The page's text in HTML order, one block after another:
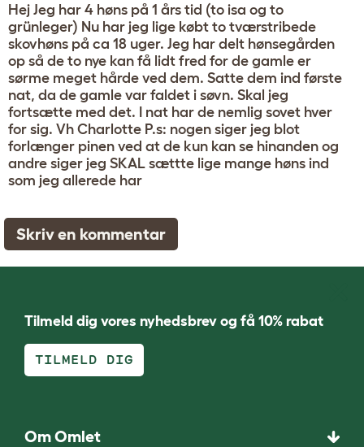
Hej Jeg har 4 høns på 1 års tid (to isa og to
grünleger) Nu har jeg lige købt to tværstribede
skovhøns på ca 18 uger. Jeg har delt hønsegården
op så de to nye kan få lidt fred for de gamle er
sørme meget hårde ved dem. Satte dem ind første
nat, da de gamle var faldet i søvn. Skal jeg
fortsætte med det. I nat har de nemlig sovet hver
for sig. Vh Charlotte P.s: nogen siger jeg blot
forlænger pinen ved at de kun kan se hinanden og
andre siger jeg SKAL sættte lige mange høns ind
som jeg allerede har
Skriv en kommentar
Tilmeld dig vores nyhedsbrev og få 10% rabat
TILMELD DIG
Om Omlet